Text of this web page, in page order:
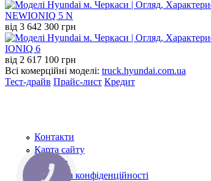
NEWIONIQ 5 N
від 3 642 300 грн
IONIQ 6
від 2 617 100 грн
Всі комерційні моделі: truck.hyundai.com.ua
Тест-драйв Прайс-лист Кредит
Контакти
Карта сайту
Новини
Політика конфіденційності
КНОПКА
ЗВ'ЯЗКУ